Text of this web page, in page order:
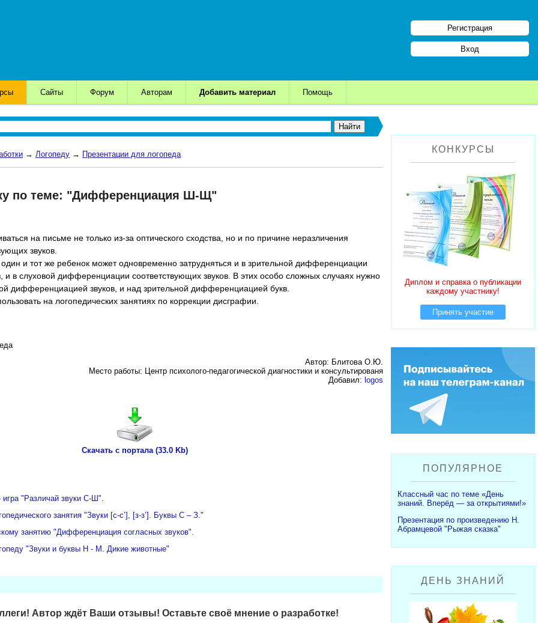
Регистрация
Вход
Сайты Форум Авторам Добавить материал Помощь
→ Логопеду → Презентации для логопеда
по теме: "Дифференциация Ш-Щ"
на письме не только из-за оптического сходства, но и по причине неразличения
звуков.
и тот же ребенок может одновременно затрудняться и в зрительной дифференциации
и в слуховой дифференциации соответствующих звуков. В этих особо сложных случаях нужно
дифференциацией звуков, и над зрительной дифференциацией букв.
на логопедических занятиях по коррекции дисграфии.
Автор: Блитова О.Ю.
Место работы: Центр психолого-педагогической диагностики и консультированя
Добавил: logos
Скачать с портала (33.0 Kb)
игра "Различай звуки С-Ш".
занятия "Звуки [с-с’], [з-з’]. Буквы С – З."
занятию "Дифференциация согласных звуков".
"Звуки и буквы Н - М. Дикие животные"
Автор ждёт Ваши отзывы! Оставьте своё мнение о разработке!
КОНКУРСЫ
Диплом и справка о публикации
каждому участнику!
Принять участие
ПОПУЛЯРНОЕ
Классный час по теме «День
знаний. Вперёд — за открытиями!»
Презентация по произведению Н.
Абрамцевой "Рыжая сказка"
ДЕНЬ ЗНАНИЙ